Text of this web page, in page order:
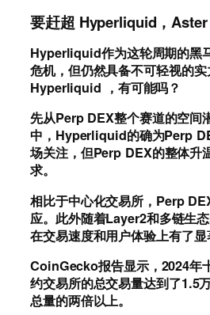
要赶超 Hyperliquid，Aster
Hyperliquid作为这轮周期的黑
危机，但仍然具备不可轻视的
Hyperliquid ，有可能吗？
先从Perp DEX整个赛道的空间
中，Hyperliquid的确为Perp
场关注，但Perp DEX的整体升
求。
相比于中心化交易所，Perp
应。此外随着Layer2和多链生
在交易速度和用户体验上有了显
CoinGecko报告显示，2024年
约交易所的总交易量达到了1.5
总量的两倍以上。